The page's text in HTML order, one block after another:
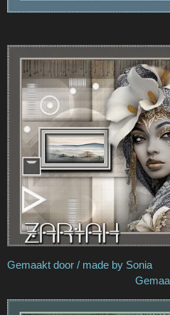
Gemaakt door /
Gemaakt door /